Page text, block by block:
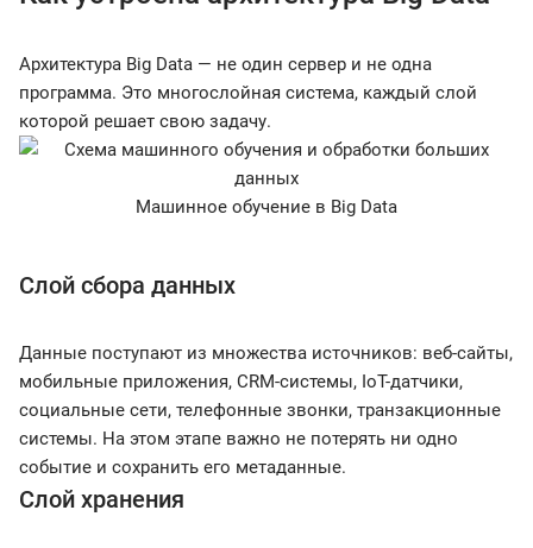
Архитектура Big Data — не один сервер и не одна
программа. Это многослойная система, каждый слой
которой решает свою задачу.
Машинное обучение в Big Data
Слой сбора данных
Данные поступают из множества источников: веб-сайты,
мобильные приложения, CRM-системы, IoT-датчики,
социальные сети, телефонные звонки, транзакционные
системы. На этом этапе важно не потерять ни одно
событие и сохранить его метаданные.
Слой хранения